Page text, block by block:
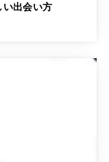
い出会い方